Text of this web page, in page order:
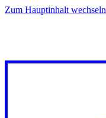
Zum Hauptinhalt wechseln